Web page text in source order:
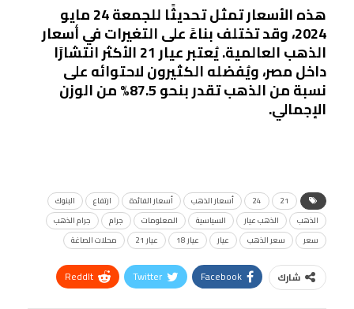
هذه الأسعار تمثل تحديثًا للجمعة 24 مايو
2024، وقد تختلف بناءً على التغيرات في أسعار
الذهب العالمية. يُعتبر عيار 21 الأكثر انتشارًا
داخل مصر، ويُفضله الكثيرون لاحتوائه على
نسبة من الذهب تقدر بنحو 87.5% من الوزن
الإجمالي.
21
24 أسعار الذهب أسعار الفائدة ارتفاع
البنوك
الذهب
الذهب عيار السياسية المعلومات جرام
جرام الذهب
سعر
سعر الذهب عيار عيار 18 عيار 21 محلات الصاغة
شارك Facebook
Twitter
ReddIt